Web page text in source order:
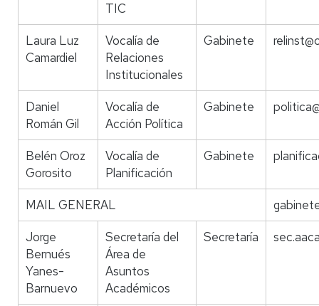
TIC
Laura Luz
Camardiel
Vocalía de
Relaciones
Institucionales
Gabinete
Daniel
Román Gil
Vocalía de
Acción Política
Gabinete
Belén Oroz
Gorosito
Vocalía de
Planificación
Gabinete
MAIL GENERAL
Jorge
Bernués
Yanes-
Barnuevo
Secretaría del
Área de
Asuntos
Académicos
Secretaría